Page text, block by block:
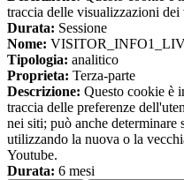
traccia delle visualizzazioni
Durata: Sessione
Nome:
Tipologia: analitico
Proprieta: Terza-parte
Descrizione: Questo cookie è
traccia delle preferenze
nei siti; può anche determinare
utilizzando la nuova o la
Youtube.
Durata: 6 mesi